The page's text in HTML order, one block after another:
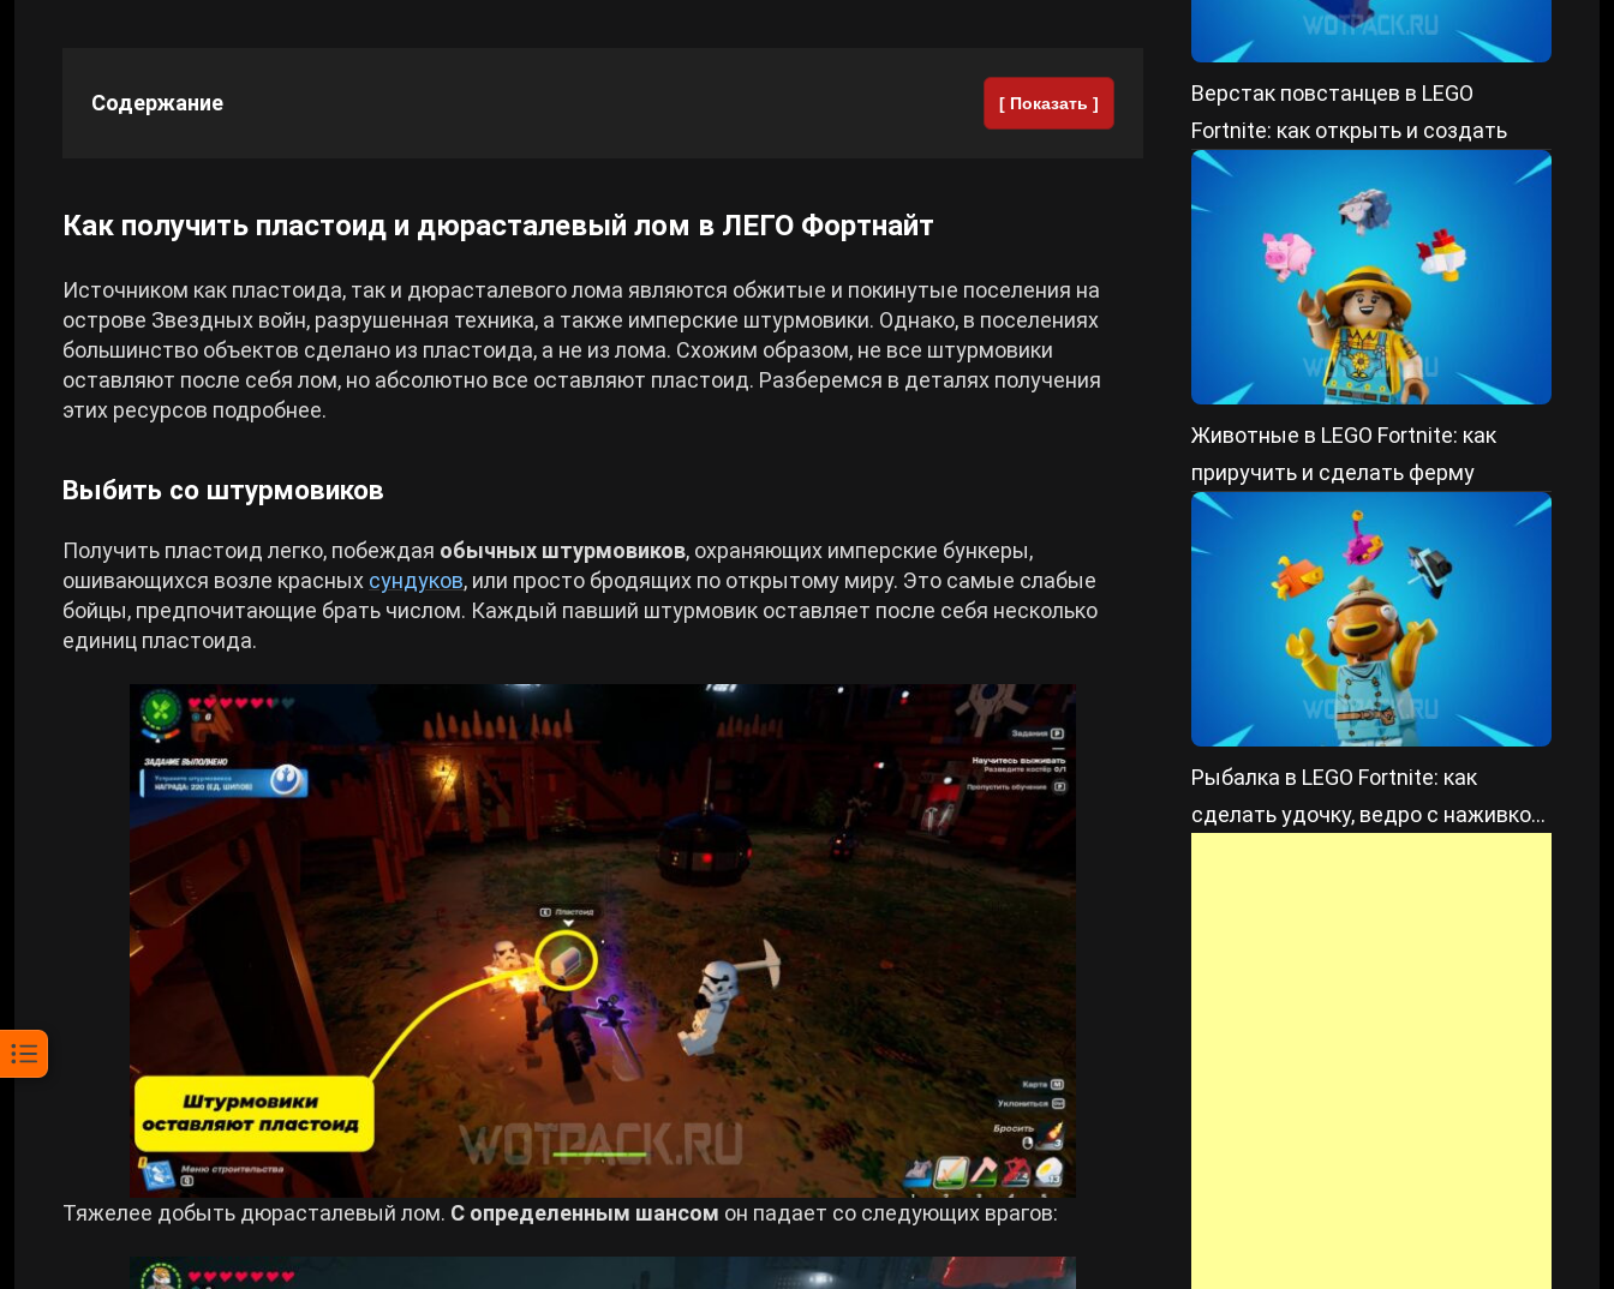
Содержание [ Показать ]
Как получить пластоид и дюрасталевый лом в ЛЕГО Фортнайт
Источником как пластоида, так и дюрасталевого лома являются обжитые и покинутые поселения на
острове Звездных войн, разрушенная техника, а также имперские штурмовики. Однако, в поселениях
большинство объектов сделано из пластоида, а не из лома. Схожим образом, не все штурмовики
оставляют после себя лом, но абсолютно все оставляют пластоид. Разберемся в деталях получения
этих ресурсов подробнее.
Выбить со штурмовиков
Получить пластоид легко, побеждая обычных штурмовиков, охраняющих имперские бункеры,
ошивающихся возле красных сундуков, или просто бродящих по открытому миру. Это самые слабые
бойцы, предпочитающие брать числом. Каждый павший штурмовик оставляет после себя несколько
единиц пластоида.
Тяжелее добыть дюрасталевый лом. С определенным шансом он падает со следующих врагов:
Верстак повстанцев в LEGO
Fortnite: как открыть и создать
Животные в LEGO Fortnite: как
приручить и сделать ферму
Рыбалка в LEGO Fortnite: как
сделать удочку, ведро с наживкой